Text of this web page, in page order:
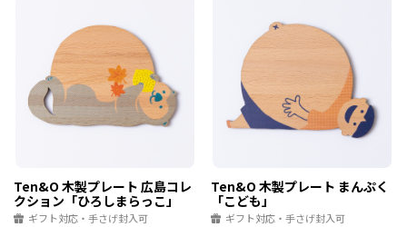
Ten&O 木製プレート 広島コレ
クション「ひろしまらっこ」
ギフト対応・手さげ封入可
Ten&O 木製プレート まんぷく
「こども」
ギフト対応・手さげ封入可